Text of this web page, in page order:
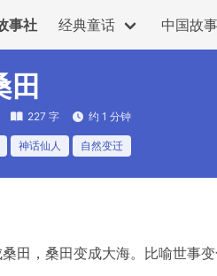
事社 经典童话 中国故事
田
227 字 约 1 分钟
神话仙人 自然变迁
田，桑田变成大海。比喻世事